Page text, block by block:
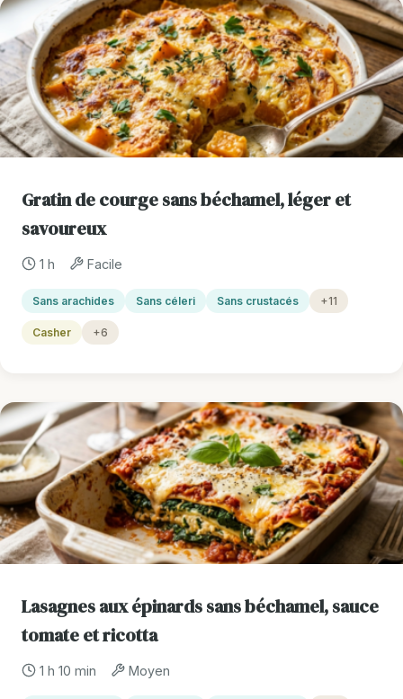
Gratin de courge sans béchamel, léger et
savoureux
1 h Facile
Sans arachides Sans céleri Sans crustacés +11
Casher +6
Lasagnes aux épinards sans béchamel, sauce
tomate et ricotta
1 h 10 min Moyen